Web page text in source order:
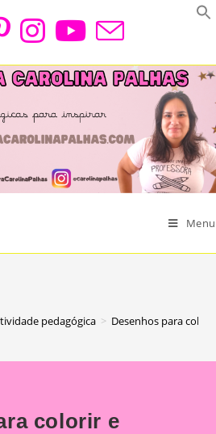
Menu
pedagógica > Desenhos para
colorir e